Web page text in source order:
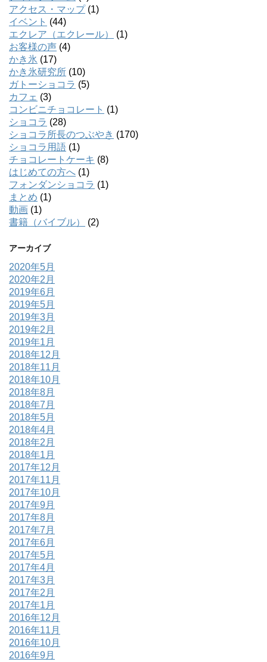
アクセス・マップ(1)
イベント (44)
エクレア（エクレール）
(1)
お客様の声 (4)
かき氷 (17)
かき氷研究所 (10)
ガトーショコラ (5)
カフェ (3)
コンビニチョコレート (1)
ショコラ (28)
ショコラ所長のつぶやき (170)
ショコラ用語 (1)
チョコレートケーキ (8)
はじめての方へ (1)
フォンダンショコラ (1)
まとめ (1)
動画 (1)
書籍（バイブル）
(2)
アーカイブ
2020年5月
2020年2月
2019年6月
2019年5月
2019年3月
2019年2月
2019年1月
2018年12月
2018年11月
2018年10月
2018年8月
2018年7月
2018年5月
2018年4月
2018年2月
2018年1月
2017年12月
2017年11月
2017年10月
2017年9月
2017年8月
2017年7月
2017年6月
2017年5月
2017年4月
2017年3月
2017年2月
2017年1月
2016年12月
2016年11月
2016年10月
2016年9月